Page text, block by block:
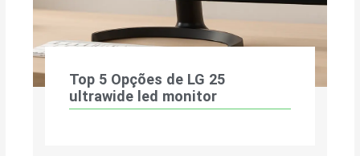
Top 5 Opções de LG 25
ultrawide led monitor